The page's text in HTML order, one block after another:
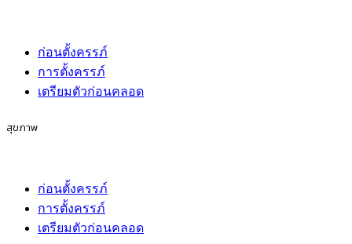
ก่อนตั้งครรภ์
การตั้งครรภ์
เตรียมตัวก่อนคลอด
สุขภาพ
ก่อนตั้งครรภ์
การตั้งครรภ์
เตรียมตัวก่อนคลอด